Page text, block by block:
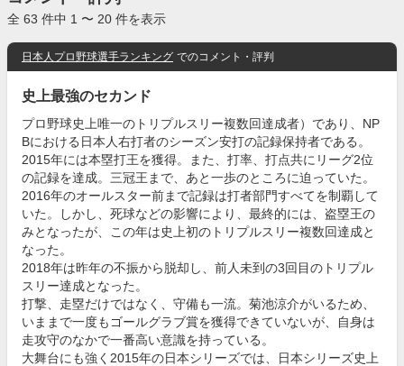
全 63 件中 1 〜 20 件を表示
日本人プロ野球選手ランキング でのコメント・評判
史上最強のセカンド
プロ野球史上唯一のトリプルスリー複数回達成者）であり、NP
Bにおける日本人右打者のシーズン安打の記録保持者である。
2015年には本塁打王を獲得。また、打率、打点共にリーグ2位
の記録を達成。三冠王まで、あと一歩のところに迫っていた。
2016年のオールスター前まで記録は打者部門すべてを制覇して
いた。しかし、死球などの影響により、最終的には、盗塁王の
みとなったが、この年は史上初のトリプルスリー複数回達成と
なった。
2018年は昨年の不振から脱却し、前人未到の3回目のトリプル
スリー達成となった。
打撃、走塁だけではなく、守備も一流。菊池涼介がいるため、
いままで一度もゴールグラブ賞を獲得できていないが、自身は
走攻守のなかで一番高い意識を持っている。
大舞台にも強く2015年の日本シリーズでは、日本シリーズ史上